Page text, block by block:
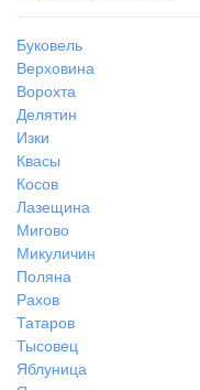
Буковель
Верховина
Ворохта
Делятин
Изки
Квасы
Косов
Лазещина
Мигово
Микуличин
Поляна
Рахов
Татаров
Тысовец
Яблуница